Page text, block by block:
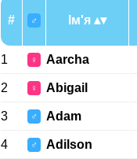
# ♂ Ім'я
1 ♀ Aarcha
2 ♀ Abigail
3 ♂ Adam
4 ♂ Adilson